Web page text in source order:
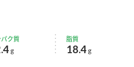
パク質
g
脂質
18.4 g